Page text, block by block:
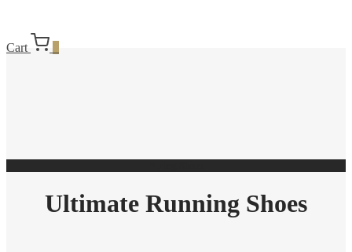
Cart
Ultimate Running Shoes